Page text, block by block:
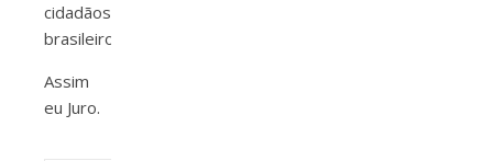
cidadãos
brasileiros./
Assim
eu Juro.